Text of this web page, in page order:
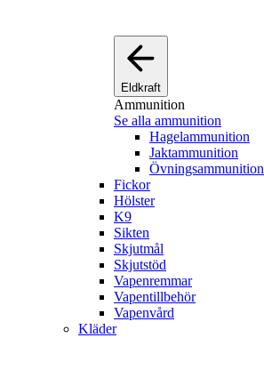
Eldkraft
Ammunition
Se alla ammunition
Hagelammunition
Jaktammunition
Övningsammunition
Fickor
Hölster
K9
Sikten
Skjutmål
Skjutstöd
Vapenremmar
Vapentillbehör
Vapenvård
Kläder